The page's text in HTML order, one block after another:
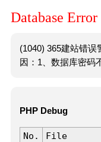
Database Error
(1040) 365建站错
因：1、数据库密码
PHP Debug
No. File